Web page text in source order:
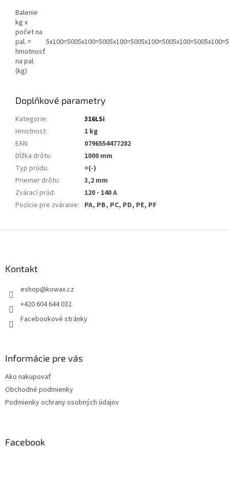
Balenie
kg x
počet na
pal. =
hmotnosť
na pal.
(kg)
5x100=5005x100=5005x100=5005x100=5005x100=500
Doplňkové parametry
Kategorie:
316LSi
Hmotnost:
1 kg
EAN:
0796554477282
Dĺžka drôtu:
1000 mm
Typ prúdu:
=(-)
Priemer drôtu:
3,2 mm
Zvárací prúd:
120 - 140 A
Pozície pre zváranie: PA, PB, PC, PD, PE, PF
Kontakt
eshop@kowax.cz
+420 604 644 032
Facebookové stránky
Informácie pre vás
Ako nakupovať
Obchodné podmienky
Podmienky ochrany osobných údajov
Facebook